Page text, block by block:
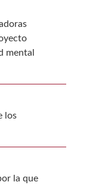
mental
los
la que